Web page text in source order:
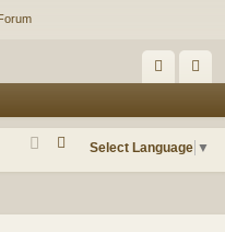
m ist
Select Language ▼
h